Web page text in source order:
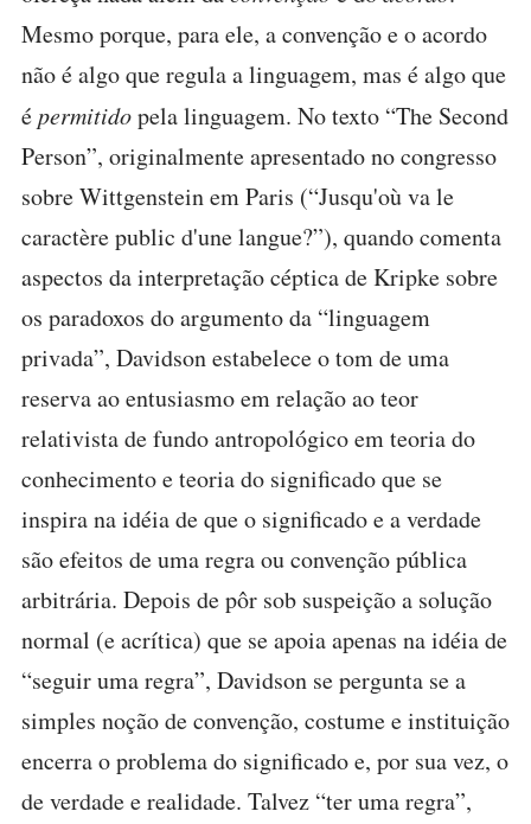
Mesmo porque, para ele, a convenção e o acordo
não é algo que regula a linguagem, mas é algo que
épermitidopela linguagem. No texto “The Second
Person”, originalmente apresentado no congresso
sobre Wittgenstein em Paris (“Jusqu'où va le
caractère public d'une langue?”), quando comenta
aspectos da interpretação céptica de Kripke sobre
os paradoxos do argumento da “linguagem
privada”, Davidson estabelece o tom de uma
reserva ao entusiasmo em relação ao teor
relativista de fundo antropológico em teoria do
conhecimento e teoria do significado que se
inspira na idéia de que o significado e a verdade
são efeitos de uma regra ou convenção pública
arbitrária. Depois de pôr sob suspeição a solução
normal (e acrítica) que se apoia apenas na idéia de
“seguir uma regra”, Davidson se pergunta se a
simples noção de convenção, costume e instituição
encerra o problema do significado e, por sua vez, o
de verdade e realidade. Talvez “ter uma regra”,